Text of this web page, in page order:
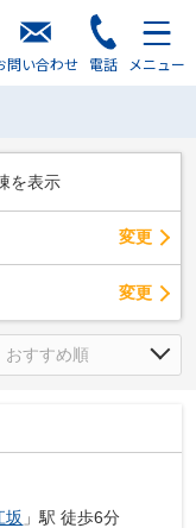
問い合わせ 電話 メニュー
を表示
変更
変更
坂 」駅 徒歩6分